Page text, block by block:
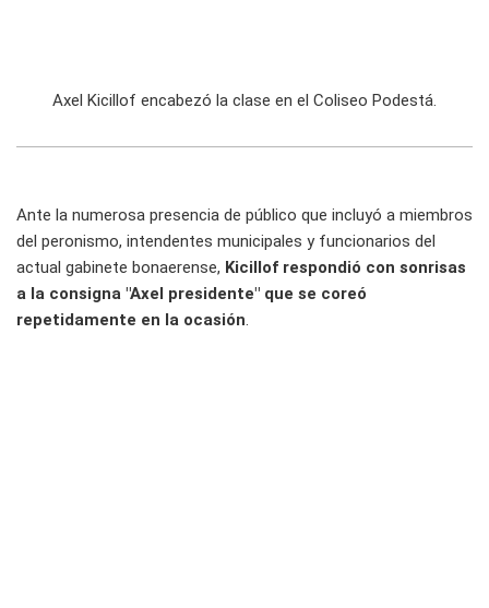
Axel Kicillof encabezó la clase en el Coliseo Podestá.
Ante la numerosa presencia de público que incluyó a miembros
del peronismo, intendentes municipales y funcionarios del
actual gabinete bonaerense, Kicillof respondió con sonrisas
a la consigna "Axel presidente" que se coreó
repetidamente en la ocasión.